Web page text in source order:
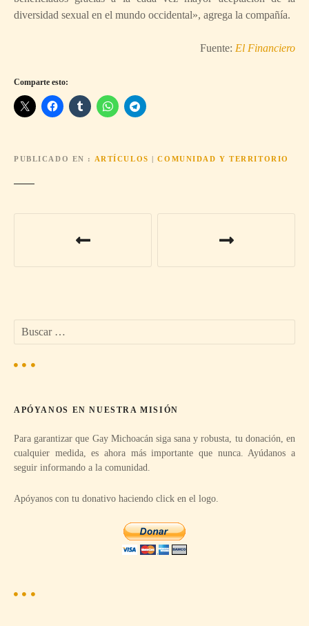
diversidad sexual en el mundo occidental», agrega la compañía.
Fuente: El Financiero
Comparte esto:
PUBLICADO EN ARTÍCULOS |COMUNIDAD Y TERRITORIO
g
a
ó
n
d
n
c
:APÓYANOS EN NUESTRA MISIÓN
Para garantizar que Gay Michoacán siga sana y robusta, tu donación, en
cualquier medida, es ahora más importante que nunca. Ayúdanos a
seguir informando a la comunidad.
Apóyanos con tu donativo haciendo click en el logo.